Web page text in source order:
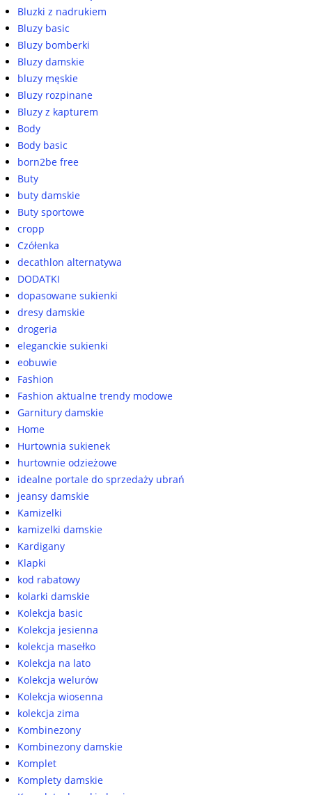
Bluzki z nadrukiem
Bluzy basic
Bluzy bomberki
Bluzy damskie
bluzy męskie
Bluzy rozpinane
Bluzy z kapturem
Body
Body basic
born2be free
Buty
buty damskie
Buty sportowe
cropp
Czółenka
decathlon alternatywa
DODATKI
dopasowane sukienki
dresy damskie
drogeria
eleganckie sukienki
eobuwie
Fashion
Fashion aktualne trendy modowe
Garnitury damskie
Home
Hurtownia sukienek
hurtownie odzieżowe
idealne portale do sprzedaży ubrań
jeansy damskie
Kamizelki
kamizelki damskie
Kardigany
Klapki
kod rabatowy
kolarki damskie
Kolekcja basic
Kolekcja jesienna
kolekcja masełko
Kolekcja na lato
Kolekcja welurów
Kolekcja wiosenna
kolekcja zima
Kombinezony
Kombinezony damskie
Komplet
Komplety damskie